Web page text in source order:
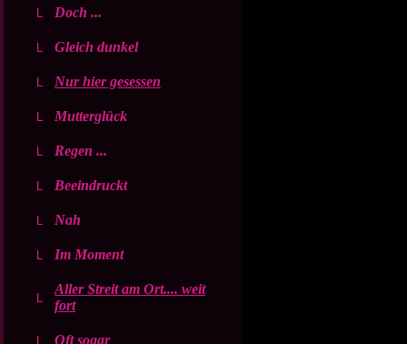
Doch ...
Gleich dunkel
Nur hier gesessen
Mutterglück
Regen ...
Beeindruckt
Nah
Im Moment
Aller Streit am Ort.... weit
fort
Oft sogar